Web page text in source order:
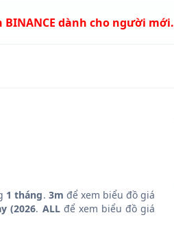
BINANCE dành cho người mới.
1 tháng. 3m để xem biểu đồ giá
(2026. ALLđể xem biểu đồ giá